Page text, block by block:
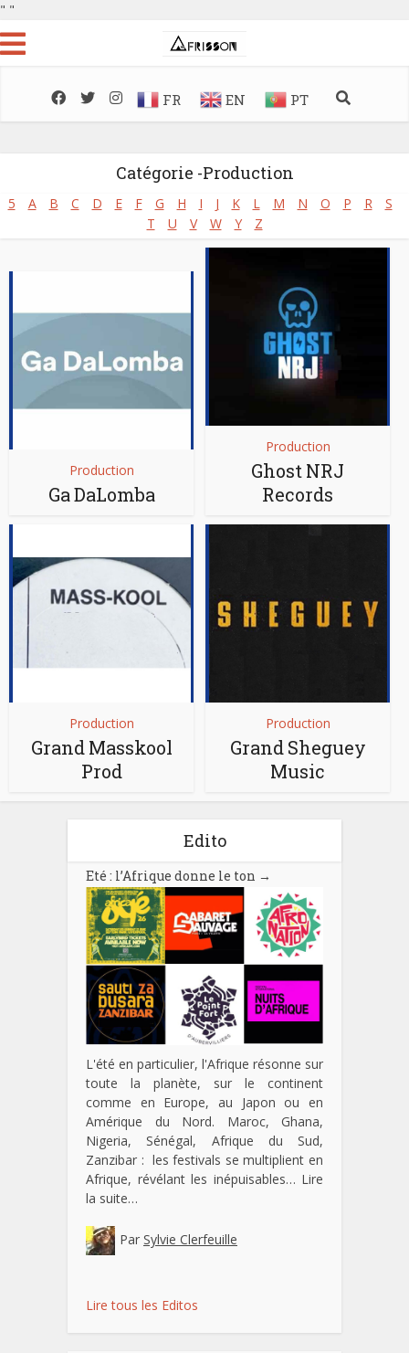
" "
FR EN PT
Catégorie -Production
5 A B C D E F G H I J K L M N O P R
S
T
U V W Y Z
Production
Ga DaLomba
Production
Ghost NRJ
Records
Production
Grand Masskool
Prod
Production
Grand Sheguey
Music
Edito
Eté : l’Afrique donne le ton →
L'été en particulier, l'Afrique résonne sur
toute la planète, sur le continent
comme en Europe, au Japon ou en
Amérique du Nord. Maroc, Ghana,
Nigeria, Sénégal, Afrique du Sud,
Zanzibar : les festivals se multiplient en
Afrique, révélant les inépuisables… Lire
la suite…
Par Sylvie Clerfeuille
Lire tous les Editos